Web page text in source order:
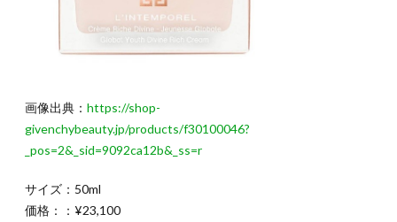
画像出典： https://shop-
givenchybeauty.jp/products/f30100046?
_pos=2&_sid=9092ca12b&_ss=r
サイズ：50ml
価格：：¥23,100